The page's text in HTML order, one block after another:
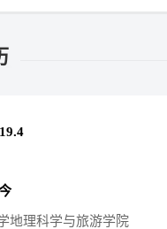
地理科学与旅游学院